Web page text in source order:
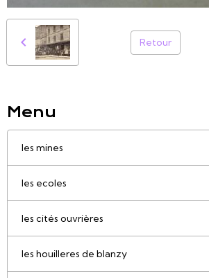
Retour
Menu
les mines
les ecoles
les cités ouvrières
les houilleres de blanzy